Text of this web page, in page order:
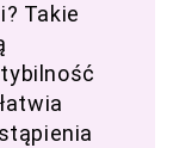
Takie